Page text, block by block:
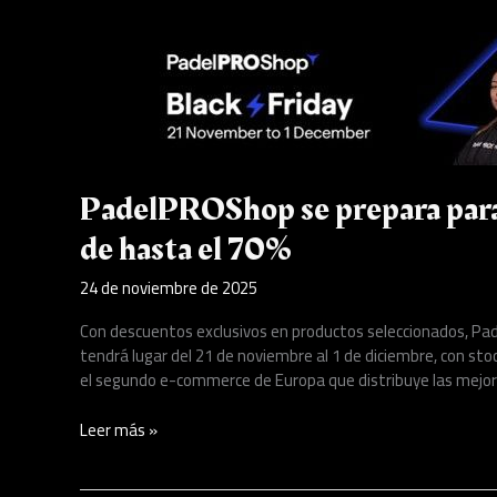
PadelPROShop se prepara
de hasta el 70%
24 de noviembre de 2025
Con descuentos exclusivos en productos seleccionados,
tendrá lugar del 21 de noviembre al 1 de diciembre, con
el segundo e-commerce de Europa que distribuye las
descuentos
de
hasta
el
Leer más »